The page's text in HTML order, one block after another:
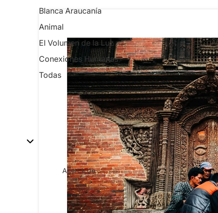
Blanca Araucanía
Animal
El Volumen de la Luz
Conexiones Humanas
Todas
Acerca de